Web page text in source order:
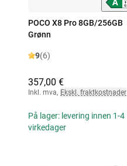
POCO X8 Pro 8GB/256GB
Grønn
9(6)
357,00 €
Inkl. mva, Ekskl. fraktkostnader
På lager: levering innen 1-4
virkedager